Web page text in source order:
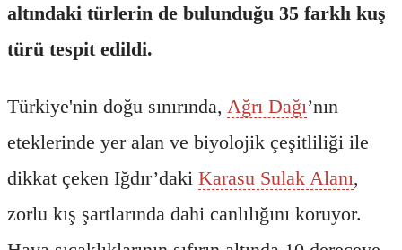
altındaki türlerin de bulunduğu 35 farklı kuş
türü tespit edildi.
Türkiye'nin doğu sınırında, Ağrı Dağı’nın
eteklerinde yer alan ve biyolojik çeşitliliği ile
dikkat çeken Iğdır’daki Karasu Sulak Alanı,
zorlu kış şartlarında dahi canlılığını koruyor.